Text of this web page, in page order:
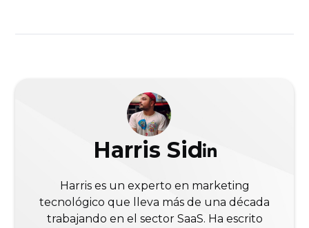
Harris Sid
Harris es un experto en marketing
tecnológico que lleva más de una década
trabajando en el sector SaaS. Ha escrito